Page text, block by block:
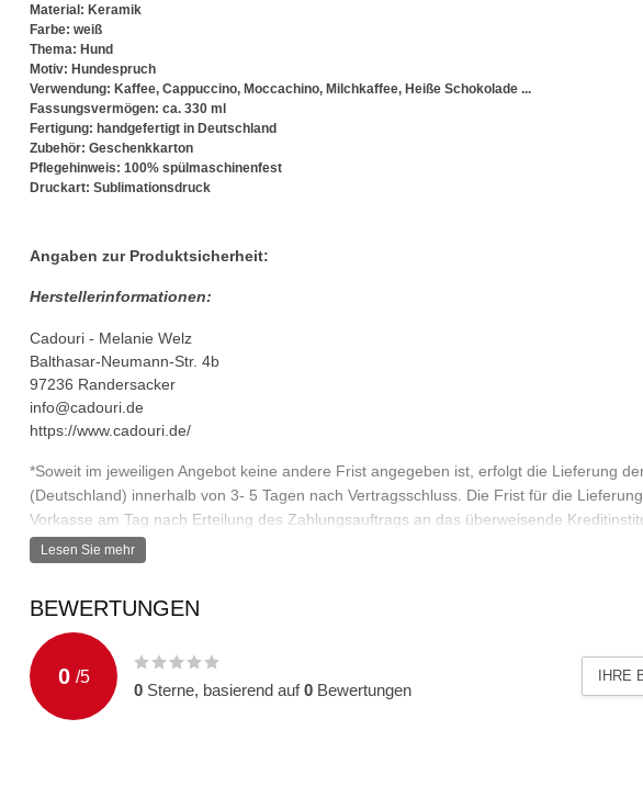
Material: Keramik
Farbe: weiß
Thema: Hund
Motiv: Hundespruch
Verwendung: Kaffee, Cappuccino, Moccachino, Milchkaffee, Heiße Schokolade ...
Fassungsvermögen: ca. 330 ml
Fertigung: handgefertigt in Deutschland
Zubehör: Geschenkkarton
Pflegehinweis: 100% spülmaschinenfest
Druckart: Sublimationsdruck
Angaben zur Produktsicherheit:
Herstellerinformationen:
Cadouri - Melanie Welz
Balthasar-Neumann-Str. 4b
97236 Randersacker
info@cadouri.de
https://www.cadouri.de/
*Soweit im jeweiligen Angebot keine andere Frist angegeben ist, erfolgt die Lieferung
(Deutschland) innerhalb von 3- 5 Tagen nach Vertragsschluss. Die Frist für die
Vorkasse am Tag nach Erteilung des Zahlungsauftrags an das überweisende
Zahlungsarten am Tag nach Vertragsschluss zu laufen und endet mit dem Ablauf des
der letzte Tag der Frist auf einen Samstag, Sonntag oder einen am Lieferort staatlich
Lieferzeiten bestellt, versenden wir die Ware in einer gemeinsamen Sendung, sofern wir
Vereinbarungen mit Ihnen getroffen haben. Die Lieferzeit bestimmt sich in diesem Fall
längsten Lieferzeit den Sie bestellt haben.
Lesen Sie mehr
BEWERTUNGEN
0 /5
0 Sterne, basierend auf0 Bewertungen
IHRE